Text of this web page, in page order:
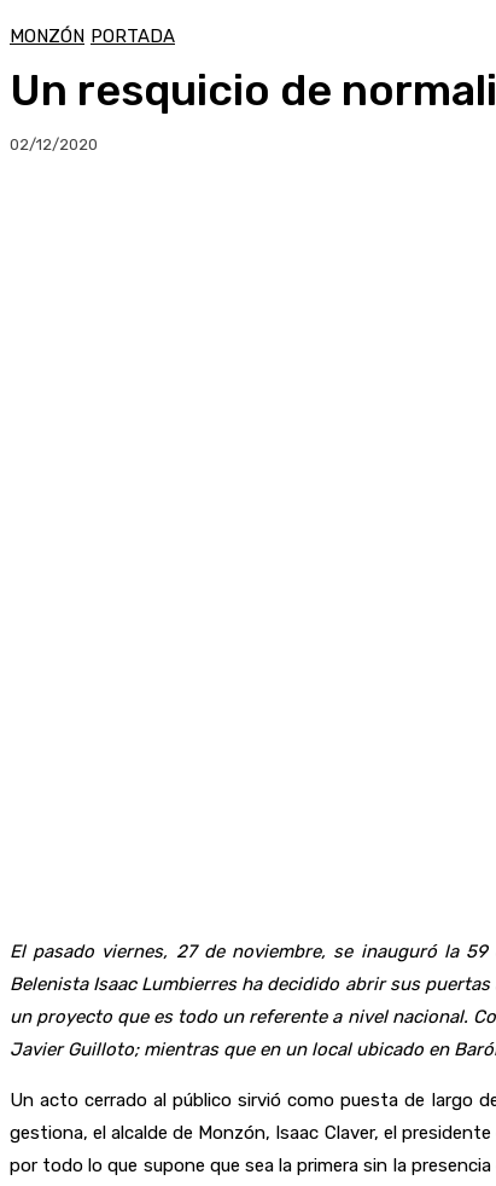
MONZÓN PORTADA
Un resquicio de
02/12/2020
El pasado viernes, 27 de noviembre, se inauguró la
Belenista Isaac Lumbierres ha decidido abrir sus
un proyecto que es todo un referente a nivel nacional.
Javier Guilloto; mientras que en un local ubicado en
Un acto cerrado al público sirvió como puesta de largo
gestiona, el alcalde de Monzón, Isaac Claver, el
por todo lo que supone que sea la primera sin la